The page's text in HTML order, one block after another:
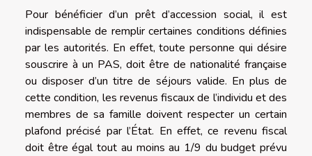
Pour bénéficier d’un prêt d’accession social, il est
indispensable de remplir certaines conditions définies
par les autorités. En effet, toute personne qui désire
souscrire à un PAS, doit être de nationalité française
ou disposer d’un titre de séjours valide. En plus de
cette condition, les revenus fiscaux de l’individu et des
membres de sa famille doivent respecter un certain
plafond précisé par l’État. En effet, ce revenu fiscal
doit être égal tout au moins au 1/9 du budget prévu